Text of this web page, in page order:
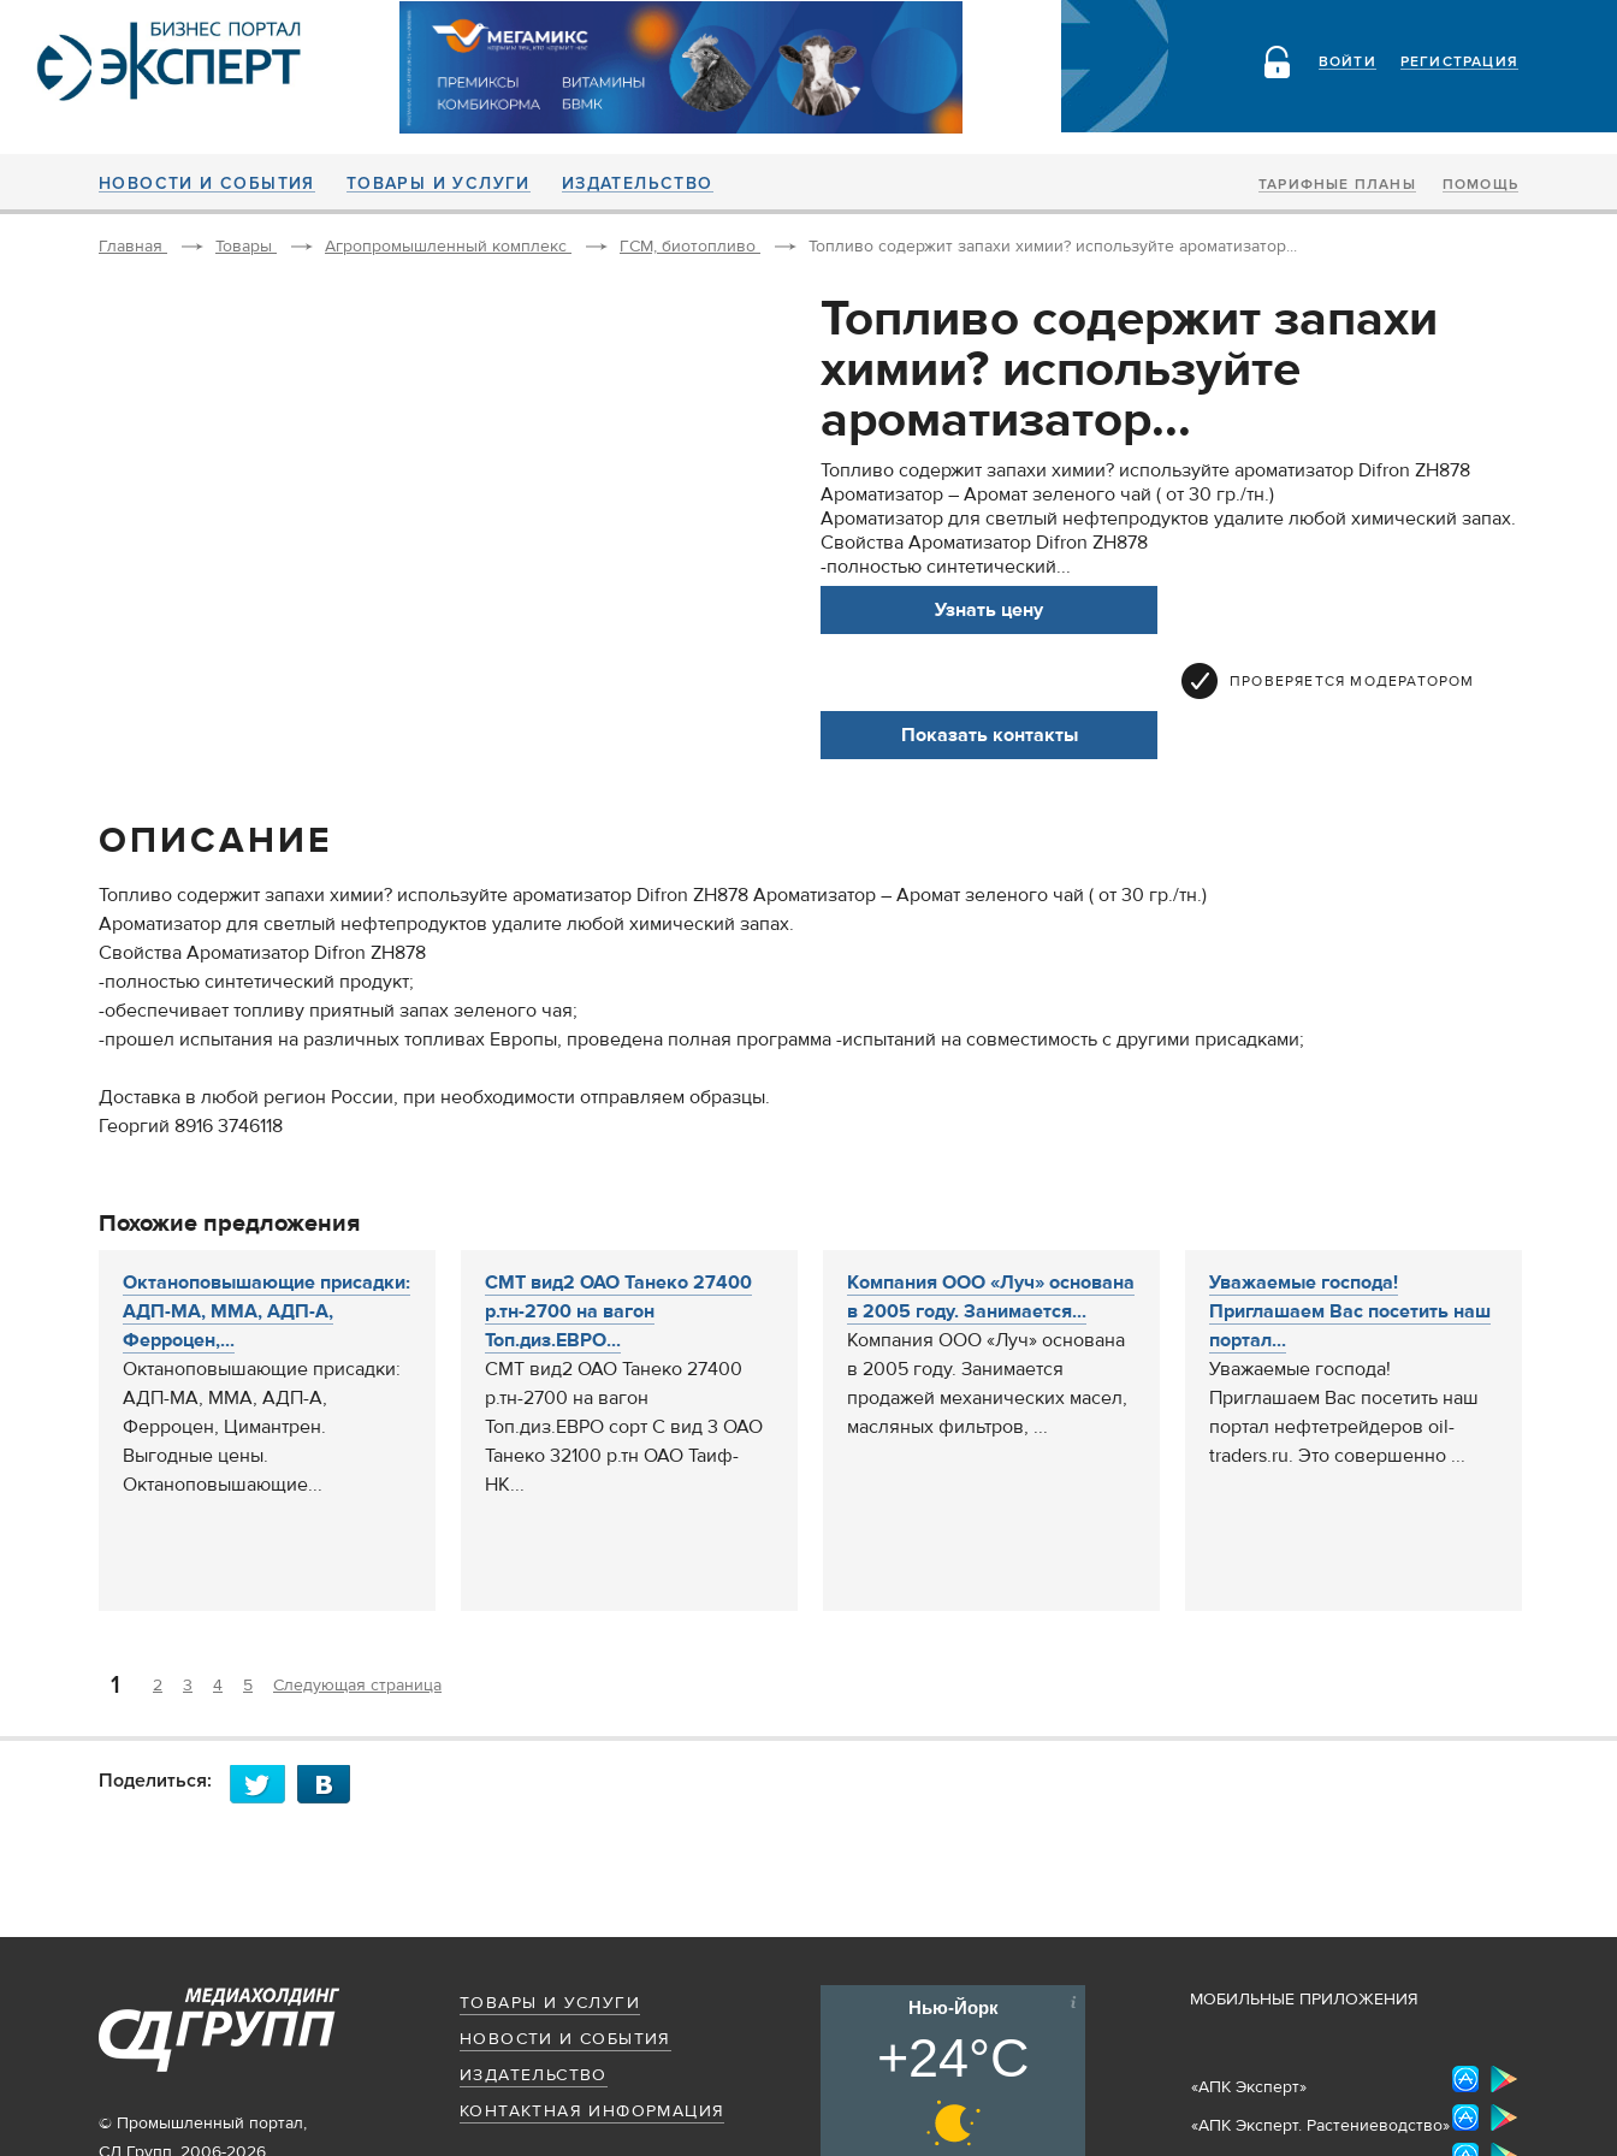
РЕГИСТРАЦИЯ
ВОЙТИ
НОВОСТИ И СОБЫТИЯ ТОВАРЫ И УСЛУГИ ИЗДАТЕЛЬСТВО ТАРИФНЫЕ ПЛАНЫ ПОМОЩЬ
Главная Товары Агропромышленный комплекс ГСМ, биотопливо Топливо содержит запахи химии? используйте ароматизатор...
Топливо содержит запахи
химии? используйте
ароматизатор...
Топливо содержит запахи химии? используйте ароматизатор Difron ZH878
Ароматизатор – Аромат зеленого чай ( от 30 гр./тн.)
Ароматизатор для светлый нефтепродуктов удалите любой химический запах.
Свойства Ароматизатор Difron ZH878
-полностью синтетический...
Узнать цену
ПРОВЕРЯЕТСЯ МОДЕРАТОРОМ
Показать контакты
ОПИСАНИЕ
Топливо содержит запахи химии? используйте ароматизатор Difron ZH878 Ароматизатор – Аромат зеленого чай ( от 30 гр./тн.)
Ароматизатор для светлый нефтепродуктов удалите любой химический запах.
Свойства Ароматизатор Difron ZH878
-полностью синтетический продукт;
-обеспечивает топливу приятный запах зеленого чая;
-прошел испытания на различных топливах Европы, проведена полная программа -испытаний на совместимость с другими присадками;
Доставка в любой регион России, при необходимости отправляем образцы.
Георгий 8916 3746118
Похожие предложения
Октаноповышающие присадки:
АДП-МА, ММА, АДП-А,
Ферроцен,...
Октаноповышающие присадки:
АДП-МА, ММА, АДП-А,
Ферроцен, Цимантрен.
Выгодные цены.
Октаноповышающие...
СМТ вид2 ОАО Танеко 27400
р.тн-2700 на вагон
Топ.диз.ЕВРО...
СМТ вид2 ОАО Танеко 27400
р.тн-2700 на вагон
Топ.диз.ЕВРО сорт С вид 3 ОАО
Танеко 32100 р.тн ОАО Таиф-
НК...
Компания ООО «Луч» основана
в 2005 году. Занимается...
Компания ООО «Луч» основана
в 2005 году. Занимается
продажей механических масел,
масляных фильтров, ...
Уважаемые господа!
Приглашаем Вас посетить наш
портал...
Уважаемые господа!
Приглашаем Вас посетить наш
портал нефтетрейдеров oil-
traders.ru. Это совершенно ...
1 2 3 4 5 Следующая страница
Поделиться:
ТОВАРЫ И УСЛУГИ
НОВОСТИ И СОБЫТИЯ
ИЗДАТЕЛЬСТВО
КОНТАКТНАЯ ИНФОРМАЦИЯ
© Промышленный портал,
Нью-Йорк
+24°C
МОБИЛЬНЫЕ ПРИЛОЖЕНИЯ
«АПК Эксперт»
«АПК Эксперт. Растениеводство»